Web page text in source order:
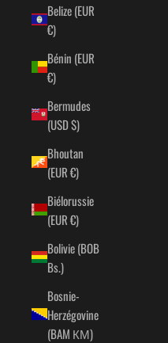
Belize (EUR
€)
Bénin (EUR
€)
Bermudes
(USD $)
Bhoutan
(EUR €)
Biélorussie
(EUR €)
Bolivie (BOB
Bs.)
Bosnie-
Herzégovine
(BAM КМ)